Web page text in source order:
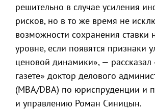
решительно в случае усиления
рисков, но в то же время не
возможности сохранения ставки
уровне, если появятся признаки
ценовой динамики», — рассказал
газете» доктор делового
(MBA/DBA) по юриспруденции и
и управлению Роман Синицын.